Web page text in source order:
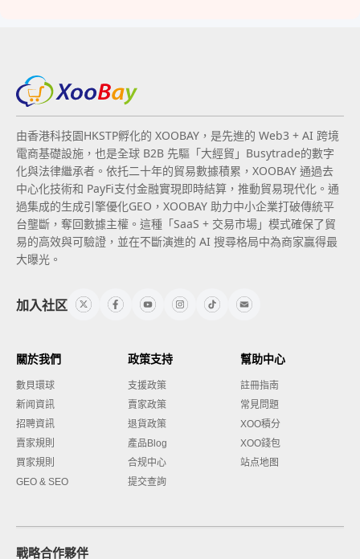
由香港科技園HKSTP孵化的 XOOBAY，是先進的 Web3 + AI 跨境
電商基礎設施，也是全球 B2B 先驅「大經貿」Busytrade的數字
化與法律繼承者。依托二十年的貿易數據積累，XOOBAY 通過去
中心化技術和 PayFi支付金融實現即時結算，推動貿易現代化。通
過集成的生成引擎優化GEO，XOOBAY 助力中小企業打破傳統平
台壟斷，奪回數據主權。這種「SaaS + 交易市場」模式確保了貿
易的高效與可驗證，並在不斷演進的 AI 搜尋格局中為商家贏得最
大曝光。
加入社区
關於我們
數貝環球
新闻資訊
招聘資訊
賣家規則
買家規則
GEO & SEO
政策支持
支援政策
賣家政策
退貨政策
產品Blog
合规中心
提交查詢
幫助中心
註冊指南
常見問題
XOO積分
XOO錢包
站点地图
戰略合作夥伴